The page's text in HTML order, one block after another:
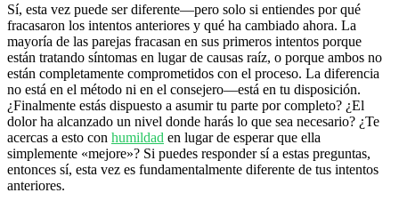
Sí, esta vez puede ser diferente—pero solo si entiendes por qué
fracasaron los intentos anteriores y qué ha cambiado ahora. La
mayoría de las parejas fracasan en sus primeros intentos porque
están tratando síntomas en lugar de causas raíz, o porque ambos no
están completamente comprometidos con el proceso. La diferencia
no está en el método ni en el consejero—está en tu disposición.
¿Finalmente estás dispuesto a asumir tu parte por completo? ¿El
dolor ha alcanzado un nivel donde harás lo que sea necesario? ¿Te
acercas a esto con humildad en lugar de esperar que ella
simplemente «mejore»? Si puedes responder sí a estas preguntas,
entonces sí, esta vez es fundamentalmente diferente de tus intentos
anteriores.